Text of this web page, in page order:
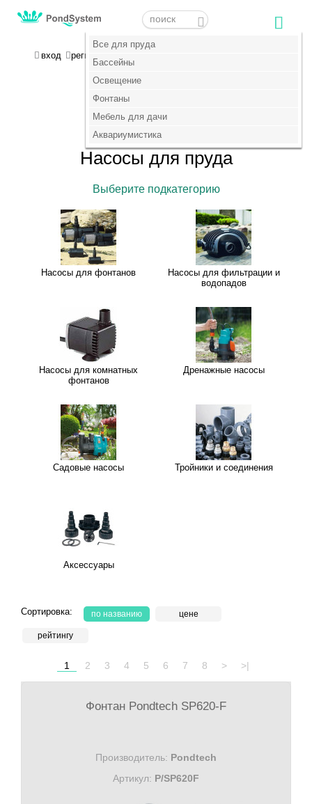
Все для пруда
Бассейны
Освещение
Фонтаны
Мебель для дачи
Аквариумистика
Все для пруда
Бассейны
Освещение
Фонтаны
Мебель для дачи
Аквариумистика
вход регистрация
+7 (495) 647-14-07
Главная >
Насосы для пруда
Выберите подкатегорию
Насосы для фонтанов
Насосы для фильтрации и
водопадов
Насосы для комнатных
фонтанов
Дренажные насосы
Садовые насосы Тройники и соединения
Аксессуары
Сортировка: по названию цене
рейтингу
1 2 3 4 5 6 7 8 > >|
Фонтан Pondtech SP620-F
Производитель: Pondtech
Артикул: P/SP620F